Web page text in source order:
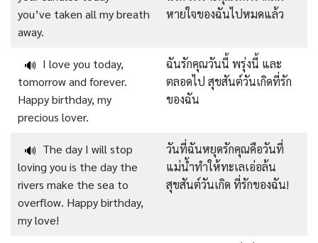
you’ve taken all my breath
away.
หายใจของฉันไปหมดแล้ว
🔊 I love you today,
tomorrow and forever.
Happy birthday, my
precious lover.
ฉันรักคุณวันนี้ พรุ่งนี้ และ
ตลอดไป สุขสันต์วันเกิดที่รัก
ของฉัน
🔊 The day I will stop
loving you is the day the
rivers make the sea to
overflow. Happy birthday,
my love!
วันที่ฉันหยุดรักคุณคือวันที่
แม่น้ำทำให้ทะเลเอ่อล้น
สุขสันต์วันเกิด ที่รักของฉัน!